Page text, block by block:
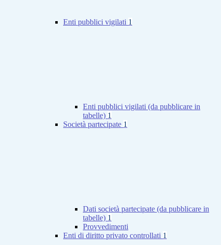
Enti pubblici vigilati 1
Enti pubblici vigilati (da pubblicare in
tabelle) 1
Società partecipate 1
Dati società partecipate (da pubblicare in
tabelle) 1
Provvedimenti
Enti di diritto privato controllati 1